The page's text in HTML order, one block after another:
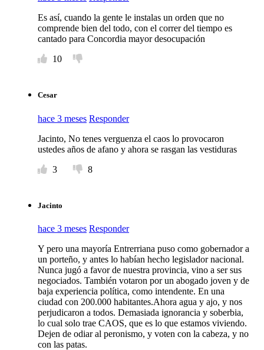
Es así, cuando la gente le instalas un orden que no
comprende bien del todo, con el correr del tiempo es
cantado para Concordia mayor desocupación
10
Cesar
hace 3 meses Responder
Jacinto, No tenes verguenza el caos lo provocaron
ustedes años de afano y ahora se rasgan las vestiduras
3
8
Jacinto
hace 3 meses Responder
Y pero una mayoría Entrerriana puso como gobernador a
un porteño, y antes lo habían hecho legislador nacional.
Nunca jugó a favor de nuestra provincia, vino a ser sus
negociados. También votaron por un abogado joven y de
baja experiencia política, como intendente. En una
ciudad con 200.000 habitantes.Ahora agua y ajo, y nos
perjudicaron a todos. Demasiada ignorancia y soberbia,
lo cual solo trae CAOS, que es lo que estamos viviendo.
Dejen de odiar al peronismo, y voten con la cabeza, y no
con las patas.